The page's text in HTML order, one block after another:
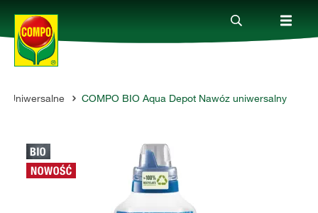
Produkty
Porady
Uniwersalne COMPO BIO Aqua Depot Nawóz uniwersalny